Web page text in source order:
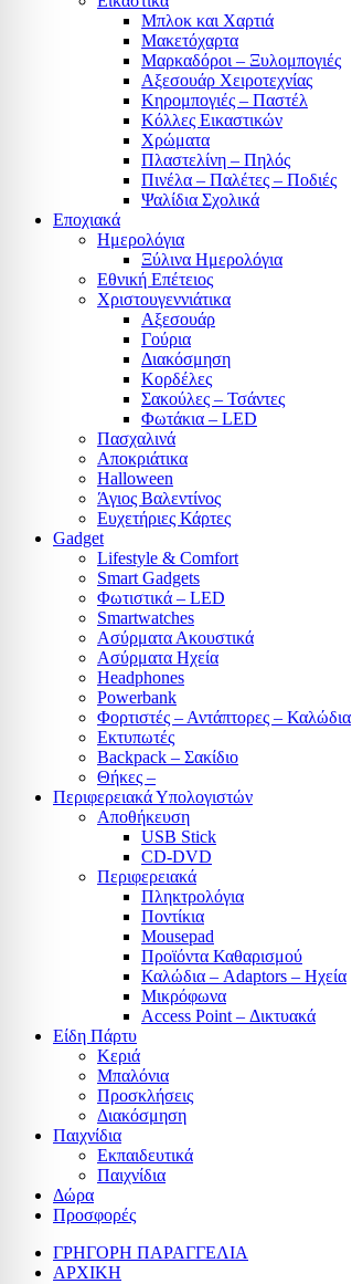
Μπλοκ και Χαρτιά
Μακετόχαρτα
Μαρκαδόροι – Ξυλομπογιές
Αξεσουάρ Χειροτεχνίας
Κηρομπογιές – Παστέλ
Κόλλες Εικαστικών
Χρώματα
Πλαστελίνη – Πηλός
Πινέλα – Παλέτες – Ποδιές
Ψαλίδια Σχολικά
Εποχιακά
Ημερολόγια
Ξύλινα Ημερολόγια
Εθνική Επέτειος
Χριστουγεννιάτικα
Αξεσουάρ
Γούρια
Διακόσμηση
Κορδέλες
Σακούλες – Τσάντες
Φωτάκια – LED
Πασχαλινά
Αποκριάτικα
Halloween
Άγιος Βαλεντίνος
Ευχετήριες Κάρτες
Gadget
Lifestyle & Comfort
Smart Gadgets
Φωτιστικά – LED
Smartwatches
Ασύρματα Ακουστικά
Ασύρματα Ηχεία
Headphones
Powerbank
Φορτιστές – Αντάπτορες – Καλώδια
Εκτυπωτές
Backpack – Σακίδιο
Θήκες –
Περιφερειακά Υπολογιστών
Αποθήκευση
USB Stick
CD-DVD
Περιφερειακά
Πληκτρολόγια
Ποντίκια
Mousepad
Προϊόντα Καθαρισμού
Καλώδια – Adaptors – Ηχεία
Μικρόφωνα
Access Point – Δικτυακά
Είδη Πάρτυ
Κεριά
Μπαλόνια
Προσκλήσεις
Διακόσμηση
Παιχνίδια
Εκπαιδευτικά
Παιχνίδια
Δώρα
Προσφορές
ΓΡΗΓΟΡΗ ΠΑΡΑΓΓΕΛΙΑ
ΑΡΧΙΚΗ